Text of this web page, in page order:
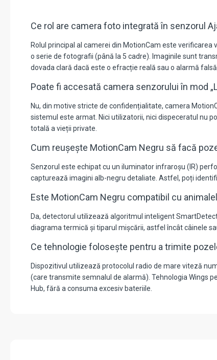
Ce rol are camera foto integrată în senzorul
Rolul principal al camerei din MotionCam este
o serie de fotografii (până la 5 cadre). Imaginile sunt
dovada clară dacă este o efracție reală sau o alarmă
Poate fi accesată camera senzorului în mod
Nu, din motive stricte de confidențialitate, camera
sistemul este armat. Nici utilizatorii, nici dispeceratul nu
totală a vieții private.
Cum reușește MotionCam Negru să facă
Senzorul este echipat cu un iluminator infraroșu (IR)
capturează imagini alb-negru detaliate. Astfel, poți
Este MotionCam Negru compatibil cu
Da, detectorul utilizează algoritmul inteligent
diagrama termică și tiparul mișcării, astfel încât câinele
Ce tehnologie folosește pentru a trimite
Dispozitivul utilizează protocolul radio de mare viteză
(care transmite semnalul de alarmă). Tehnologia Wings
Hub, fără a consuma excesiv bateriile.